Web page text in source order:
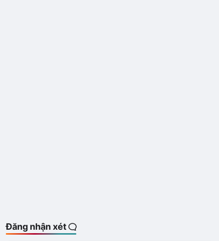
Đăng nhận xét